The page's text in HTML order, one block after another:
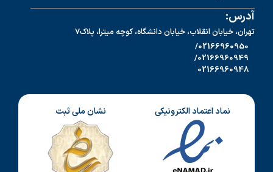
آدرس:
تهران، خیابان انقلاب، خیابان دانشگاه، کوچه میترا، پلاک7
02166960950/
02166960949/
02166960948
نماد اعتماد الکترونیکی نشان ملی ثبت